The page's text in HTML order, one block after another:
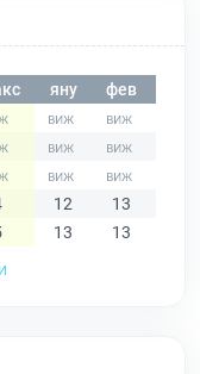
яну фев
12 13
13 13